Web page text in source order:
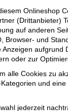
– sie
Onlineshop
(Drittanbieter)
auf anderen
Browser- und
aufgrund
oder zur
alle Cookies zu
und
jederzeit